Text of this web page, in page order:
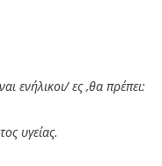
ενήλικοι/ ες ,θα πρέπει:
υγείας.